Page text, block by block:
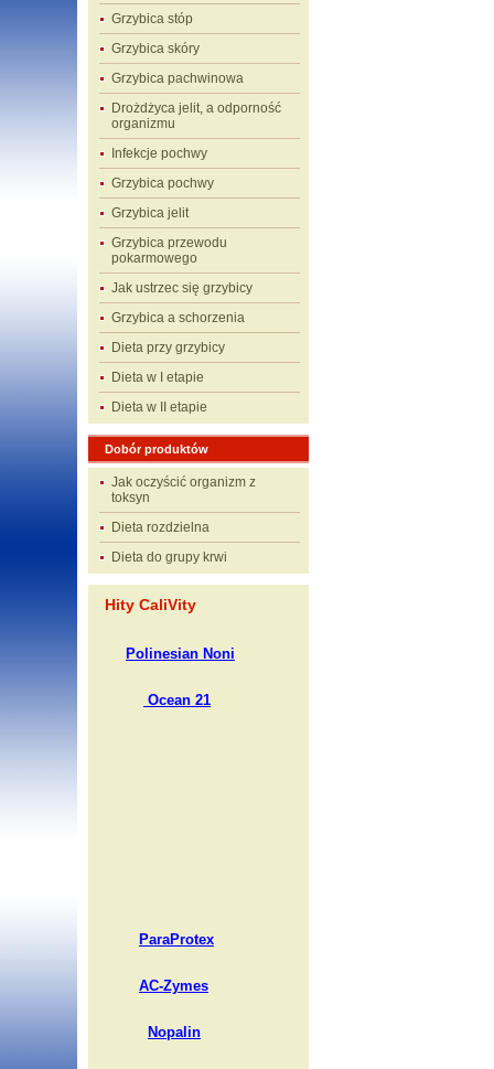
Grzybica stóp
Grzybica skóry
Grzybica pachwinowa
Drożdżyca jelit, a odporność
organizmu
Infekcje pochwy
Grzybica pochwy
Grzybica jelit
Grzybica przewodu
pokarmowego
Jak ustrzec się grzybicy
Grzybica a schorzenia
Dieta przy grzybicy
Dieta w I etapie
Dieta w II etapie
Dobór produktów
Jak oczyścić organizm z
toksyn
Dieta rozdzielna
Dieta do grupy krwi
Hity CaliVity
Polinesian Noni
Ocean 21
ParaProtex
AC-Zymes
Nopalin